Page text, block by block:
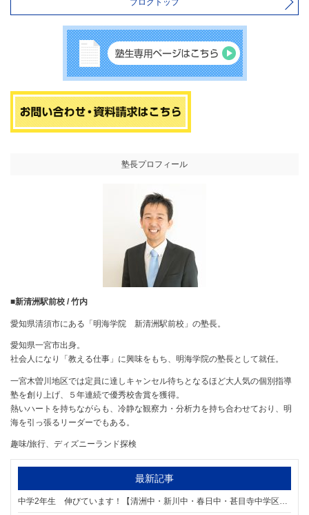
ブログトップ
塾長プロフィール
■新清洲駅前校 / 竹内
愛知県清須市にある「明海学院 新清洲駅前校」の塾長。
愛知県一宮市出身。
社会人になり「教える仕事」に興味をもち、明海学院の塾長として就任。
一宮木曽川地区では定員に達しキャンセル待ちとなるほど大人気の個別指導
塾を創り上げ、５年連続で優秀校舎賞を獲得。
熱いハートを持ちながらも、冷静な観察力・分析力を持ち合わせており、明
海を引っ張るリーダーでもある。
趣味/旅行、ディズニーランド探検
最新記事